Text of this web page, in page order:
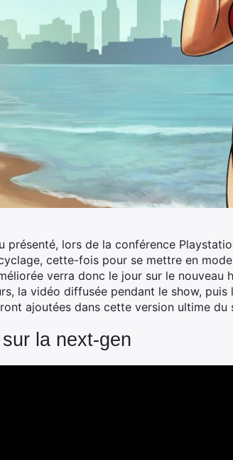
présenté, lors de la conférence
cette-fois pour se mettre en
verra donc le jour sur le nouveau
la vidéo diffusée pendant le show,
ajoutées dans cette version ultime du
la next-gen